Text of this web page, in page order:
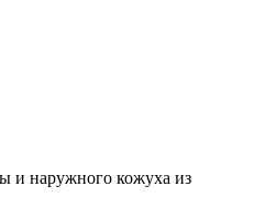
и наружного кожуха из